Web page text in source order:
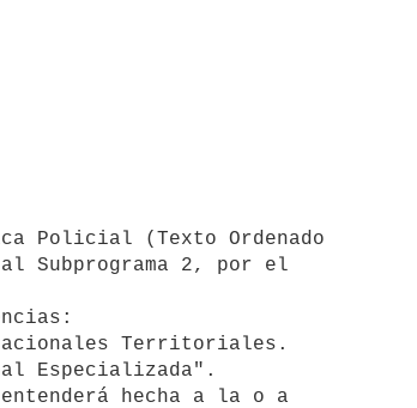
Subprograma 2, por el
hecha a la o a